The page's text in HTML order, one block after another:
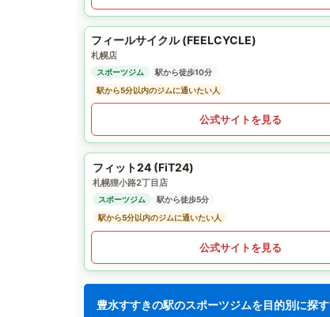
フィールサイクル (FEELCYCLE)
札幌店
スポーツジム
駅から徒歩10分
駅から5分以内のジムに通いたい人
公式サイトを見る
フィット24 (FiT24)
札幌狸小路2丁目店
スポーツジム
駅から徒歩5分
駅から5分以内のジムに通いたい人
公式サイトを見る
豊水すすきの駅のスポーツジムを目的別に探す